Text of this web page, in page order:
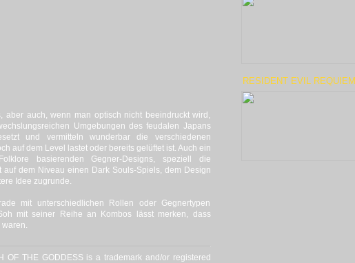
aber auch, wenn man optisch nicht beeindruckt wird,
Umgebungen des feudalen Japans
und vermitteln wunderbar die verschiedenen
auf dem Level lastet oder bereits gelüftet ist. Auch ein
basierenden Gegner-Designs, speziell die
dem Niveau einen Dark Souls-Spiels, dem Design
Idee zugrunde.
mit unterschiedlichen Rollen oder Gegnertypen
mit seiner Reihe an Kombos lässt merken, dass
waren.
OF THE GODDESS is a trademark and/or registered
RESIDENT EVIL REQUIEM